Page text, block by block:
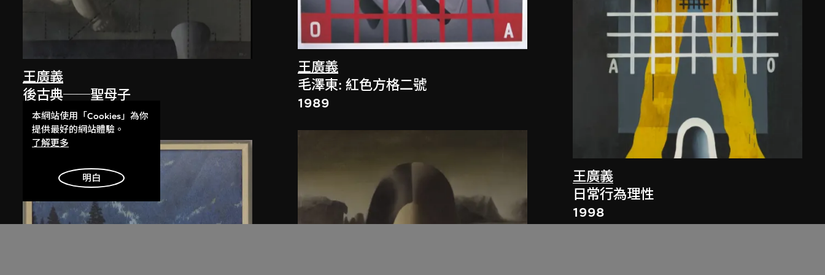
王廣義
後古典──聖母子
1988
王廣義
毛澤東: 紅色方格二號
1989
王廣義
日常行為理性
1998
本網站使用「Cookies」為你
提供最好的網站體驗。
了解更多
明白